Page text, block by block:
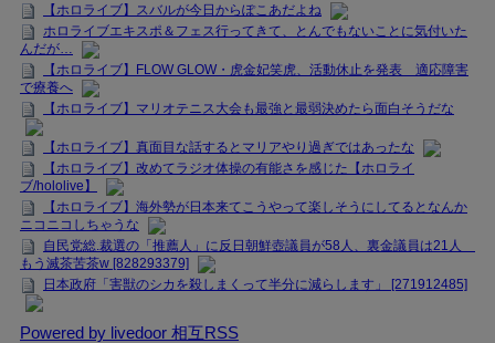
【ホロライブ】スバルが今日からぽこあだよね
ホロライブエキスポ＆フェス行ってきて、とんでもないことに気付いた
んだが…
【ホロライブ】FLOW GLOW・虎金妃笑虎、活動休止を発表 適応障害
で療養へ
【ホロライブ】マリオテニス大会も最強と最弱決めたら面白そうだな
【ホロライブ】真面目な話するとマリアやり過ぎではあったな
【ホロライブ】改めてラジオ体操の有能さを感じた【ホロライ
ブ/hololive】
【ホロライブ】海外勢が日本来てこうやって楽しそうにしてるとなんか
ニコニコしちゃうな
自民党総.裁選の「推薦人」に反日朝鮮壺議員が58人、裏金議員は21人
もう滅茶苦茶w [828293379]
日本政府「害獣のシカを殺しまくって半分に減らします」 [271912485]
Powered by livedoor 相互RSS